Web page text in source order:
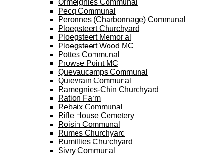
Ormeignies Communal
Pecq Communal
Peronnes (Charbonnage) Communal
Ploegsteert Churchyard
Ploegsteert Memorial
Ploegsteert Wood MC
Pottes Communal
Prowse Point MC
Quevaucamps Communal
Quievrain Communal
Ramegnies-Chin Churchyard
Ration Farm
Rebaix Communal
Rifle House Cemetery
Roisin Communal
Rumes Churchyard
Rumillies Churchyard
Sivry Communal